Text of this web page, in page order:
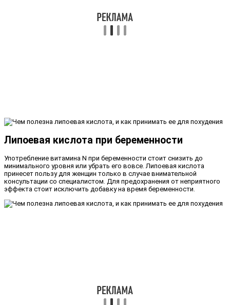
Липоевая кислота при беременности
Употребление витамина N при беременности стоит снизить до
минимального уровня или убрать его вовсе. Липоевая кислота
принесет пользу для женщин только в случае внимательной
консультации со специалистом. Для предохранения от неприятного
эффекта стоит исключить добавку на время беременности.